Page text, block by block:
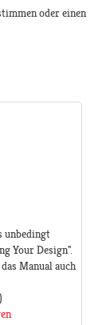
oder einen
unbedingt
Your Design".
Manual auch